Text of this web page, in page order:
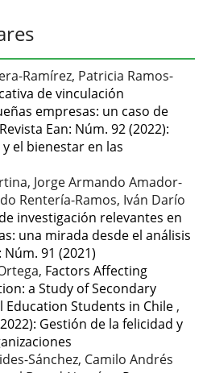
Ramírez, Patricia Ramos-
de vinculación
empresas: un caso de
Revista Ean: Núm. 92 (2022):
el bienestar en las
Jorge Armando Amador-
Rentería-Ramos, Iván Darío
investigación relevantes en
una mirada desde el análisis
Núm. 91 (2021)
Factors Affecting
a Study of Secondary
Education Students in Chile ,
Gestión de la felicidad y
Sánchez, Camilo Andrés